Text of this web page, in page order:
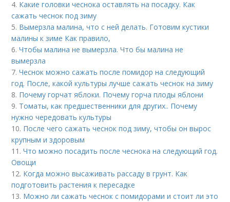
4. Какие головки чеснока оставлять на посадку. Как
сажать чеснок под зиму
5. Вымерзла малина, что с ней делать. Готовим кустики
малины к зиме Как правило,
6.Чтобы малина не вымерзла. Что бы малина не
вымерзла
7.Чеснок можно сажать после помидор на следующий
год. После, какой культуры лучше сажать чеснок на зиму
8. Почему горчат яблоки. Почему горча плоды яблони
9. Томаты, как предшественники для других.. Почему
нужно чередовать культуры
10. После чего сажать чеснок под зиму, чтобы он вырос
крупным и здоровым
11.Что можно посадить после чеснока на следующий год.
Овощи
12. Когда можно высаживать рассаду в грунт. Как
подготовить растения к пересадке
13. Можно ли сажать чеснок с помидорами и стоит ли это